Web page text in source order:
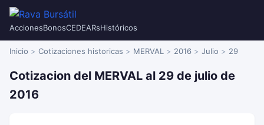
AccionesBonosCEDEARsHistóricos
Inicio Cotizaciones historicas MERVAL 2016 Julio 29
Cotizacion del MERVAL al 29 de julio de
2016